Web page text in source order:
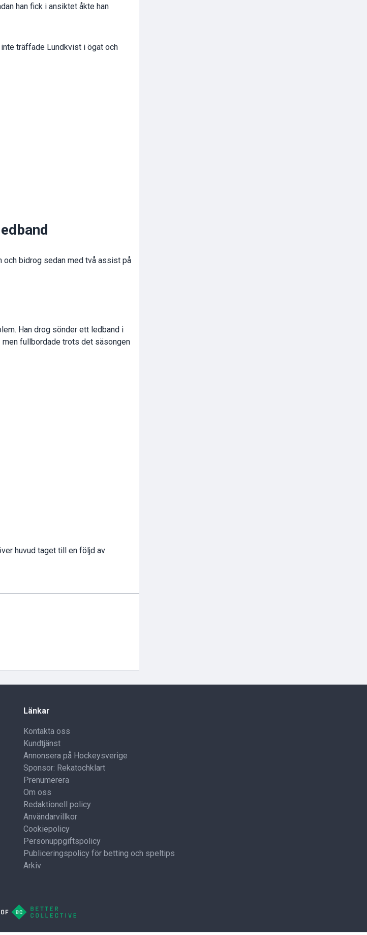
han fick i ansiktet åkte han
träffade Lundkvist i ögat och
och bidrog sedan med två assist på
Han drog sönder ett ledband i
men fullbordade trots det säsongen
huvud taget till en följd av
Länkar
Kontakta oss
Kundtjänst
Annonsera på Hockeysverige
Sponsor: Rekatochklart
Prenumerera
Om oss
Redaktionell policy
Användarvillkor
Cookiepolicy
Personuppgiftspolicy
Publiceringspolicy för betting och speltips
Arkiv